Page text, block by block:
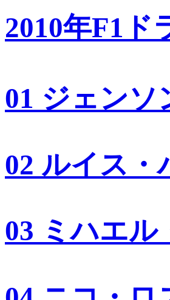
2010年F1ド
01 ジェンソ
02 ルイス・
03 ミハエル